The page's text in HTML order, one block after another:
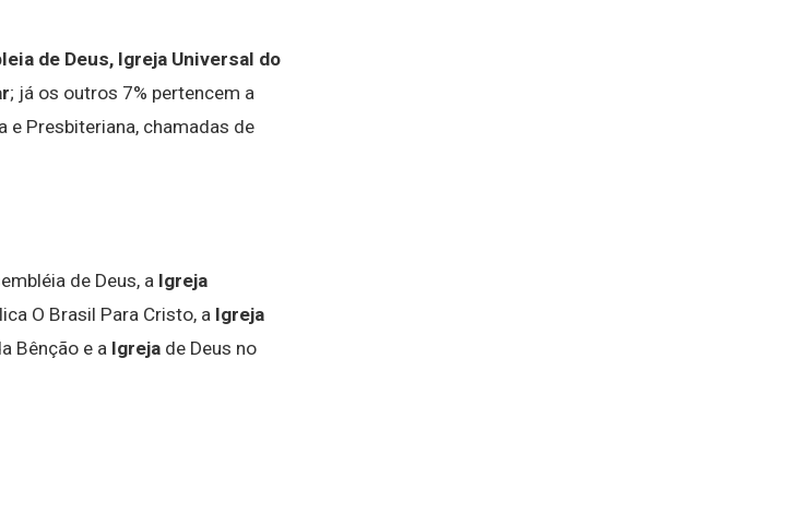
de Deus, Igreja Universal do
; já os outros 7% pertencem a
Presbiteriana, chamadas de
de Deus, a Igreja
O Brasil Para Cristo, a Igreja
Bênção e a Igreja de Deus no